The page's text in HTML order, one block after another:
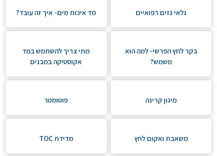
גלאי גזים רפואיים מד איכות מים- איך זה עובד?
בקר לחץ הפרשי- למה הוא
משמש?
מתי צריך להשתמש במד
אקוסטיקה במבנים
מיגון קרינה פוטומטר
משאבת ואקום לחץ מדידת TOC